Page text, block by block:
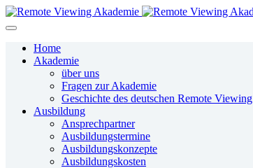
Home
Akademie
über uns
Fragen zur Akademie
Geschichte des deutschen Remote Viewing
Ausbildung
Ansprechpartner
Ausbildungstermine
Ausbildungskonzepte
Ausbildungskosten